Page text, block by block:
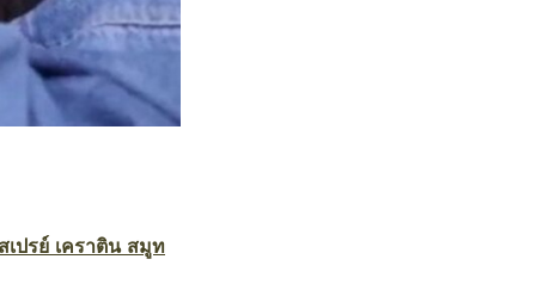
ปรย์ เคราติน สมูท